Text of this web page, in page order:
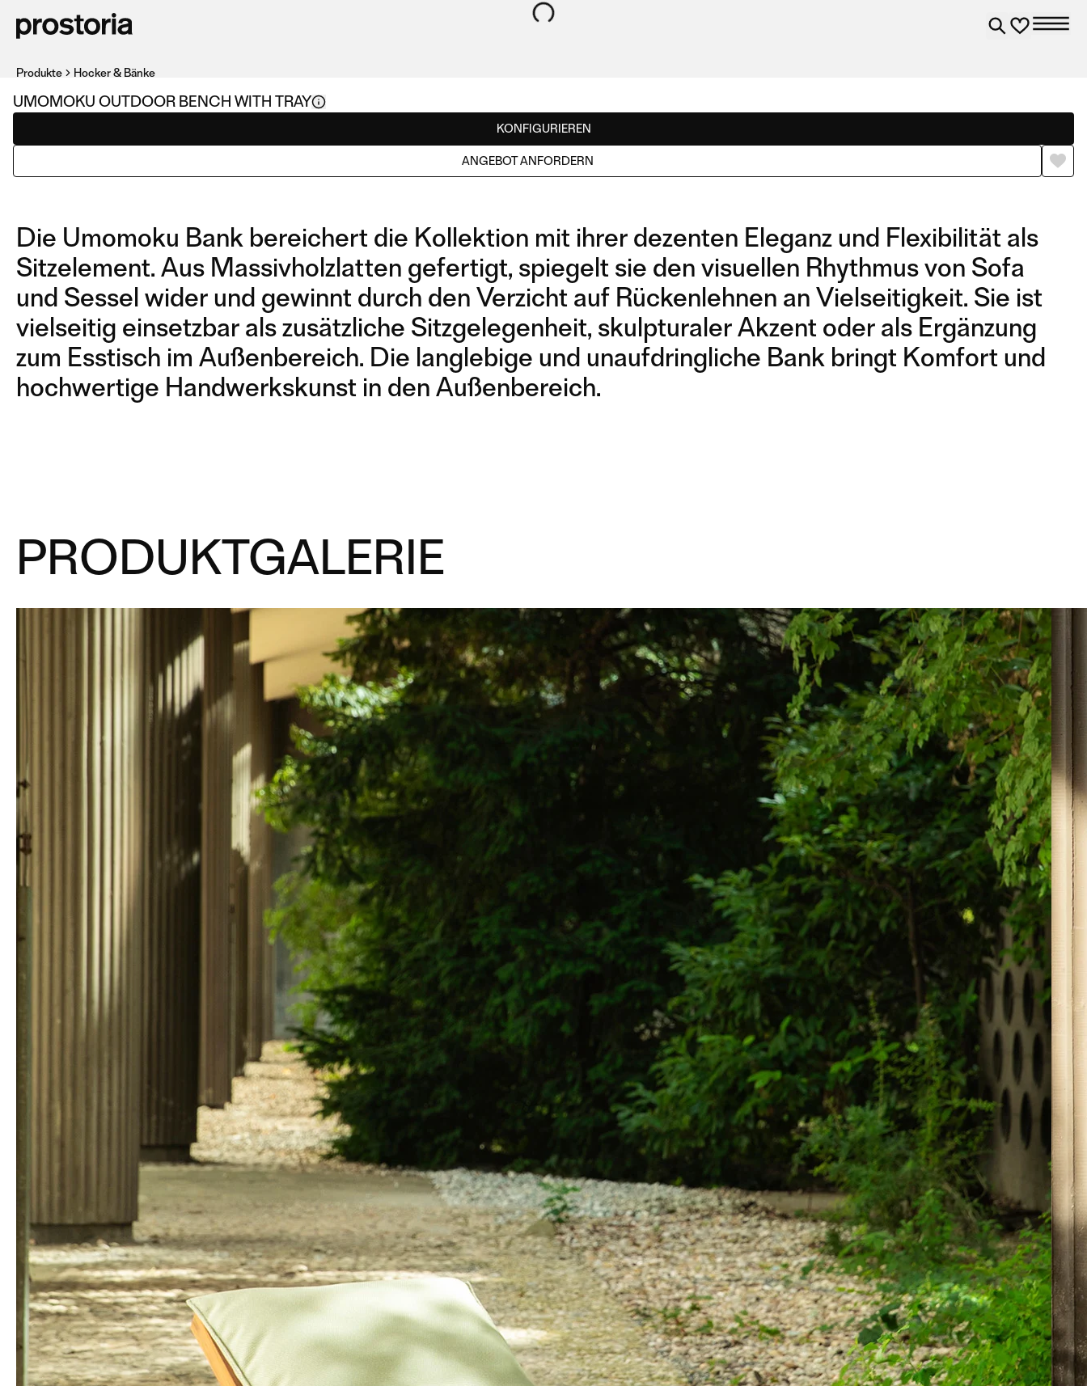
UMOMOKU OUTDOOR BENCH WITH TRAY
KONFIGURIEREN
ANGEBOT ANFORDERN
Produkte Hocker & Bänke
Die Umomoku Bank bereichert die Kollektion mit ihrer dezenten Eleganz und Flexibilität als
Sitzelement. Aus Massivholzlatten gefertigt, spiegelt sie den visuellen Rhythmus von Sofa
und Sessel wider und gewinnt durch den Verzicht auf Rückenlehnen an Vielseitigkeit. Sie ist
vielseitig einsetzbar als zusätzliche Sitzgelegenheit, skulpturaler Akzent oder als Ergänzung
zum Esstisch im Außenbereich. Die langlebige und unaufdringliche Bank bringt Komfort und
hochwertige Handwerkskunst in den Außenbereich.
PRODUKTGALERIE